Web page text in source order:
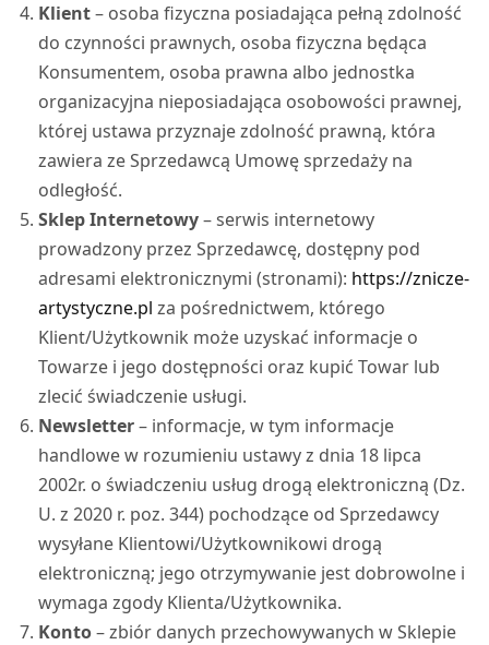
Klient– osoba fizyczna posiadająca pełną zdolność
do czynności prawnych, osoba fizyczna będąca
Konsumentem, osoba prawna albo jednostka
organizacyjna nieposiadająca osobowości prawnej,
której ustawa przyznaje zdolność prawną, która
zawiera ze Sprzedawcą Umowę sprzedaży na
odległość.
Sklep Internetowy– serwis internetowy
prowadzony przez Sprzedawcę, dostępny pod
adresami elektronicznymi (stronami): https://znicze-
artystyczne.pl za pośrednictwem, którego
Klient/Użytkownik może uzyskać informacje o
Towarze i jego dostępności oraz kupić Towar lub
zlecić świadczenie usługi.
Newsletter– informacje, w tym informacje
handlowe w rozumieniu ustawy z dnia 18 lipca
2002r. o świadczeniu usług drogą elektroniczną (Dz.
U. z 2020 r. poz. 344) pochodzące od Sprzedawcy
wysyłane Klientowi/Użytkownikowi drogą
elektroniczną; jego otrzymywanie jest dobrowolne i
wymaga zgody Klienta/Użytkownika.
Konto– zbiór danych przechowywanych w Sklepie